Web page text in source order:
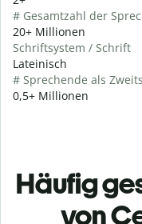
# Gesamtzahl der
20+ Millionen
Schriftsystem / Schrift
Lateinisch
# Sprechende als
0,5+ Millionen
Häufig
von